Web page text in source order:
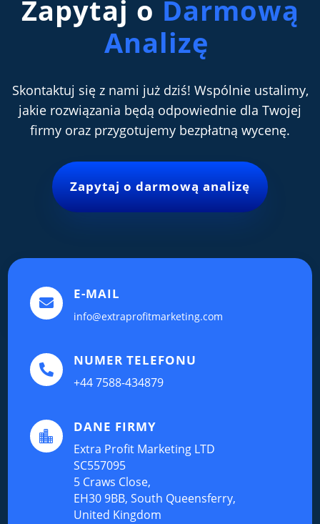
Zapytaj o Darmową
Analizę
Skontaktuj się z nami już dziś! Wspólnie ustalimy,
jakie rozwiązania będą odpowiednie dla Twojej
firmy oraz przygotujemy bezpłatną wycenę.
Zapytaj o darmową analizę

E-MAIL
info@extraprofitmarketing.com

NUMER TELEFONU
+44 7588-434879

DANE FIRMY
Extra Profit Marketing LTD
SC557095
5 Craws Close,
EH30 9BB, South Queensferry,
United Kingdom